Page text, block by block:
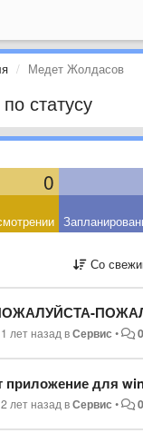
Медет Жолдасов
статусу
0
Со
ПОЖАЛУЙСТА клиент для
лет назадвСервис • 0
для
лет назадвСервис • 0